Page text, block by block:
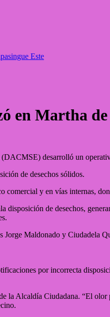
Este
en Martha
desarrolló un
de desechos sólidos.
y en vías internas,
de desechos,
Maldonado y Ciudadela
por incorrecta
la Alcaldía Ciudadana. “El